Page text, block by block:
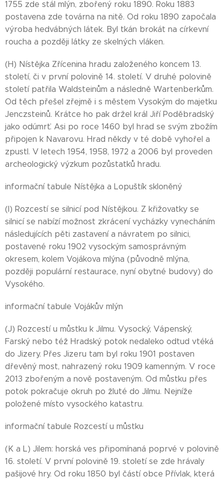
1755 zde stál mlýn, zbořený roku 1890. Roku 1883
postavena zde továrna na nitě. Od roku 1890 započala
výroba hedvábných látek. Byl tkán brokát na církevní
roucha a později látky ze skelných vláken.
(H) Nístějka Zřícenina hradu založeného koncem 13.
století, či v první polovině 14. století. V druhé polovině
století patřila Waldsteinům a následně Wartenberkům.
Od těch přešel zřejmě i s městem Vysokým do majetku
Jenczsteinů. Krátce ho pak držel král Jiří Poděbradský
jako odúmrť. Asi po roce 1460 byl hrad se svým zbožím
připojen k Navarovu. Hrad někdy v té době vyhořel a
zpustl. V letech 1954, 1958, 1972 a 2006 byl proveden
archeologický výzkum pozůstatků hradu.
informační tabule Nístějka a Lopuštík skloněný
(I) Rozcestí se silnicí pod Nístějkou. Z křižovatky se
silnicí se nabízí možnost zkrácení vycházky vynecháním
následujících pěti zastavení a návratem po silnici,
postavené roku 1902 vysockým samosprávným
okresem, kolem Vojákova mlýna (původně mlýna,
později populární restaurace, nyní obytné budovy) do
Vysokého.
informační tabule Vojákův mlýn
(J) Rozcestí u můstku k Jilmu. Vysocký, Vápenský,
Farský nebo též Hradský potok nedaleko odtud vtéká
do Jizery. Přes Jizeru tam byl roku 1901 postaven
dřevěný most, nahrazený roku 1909 kamenným. V roce
2013 zbořeným a nově postaveným. Od můstku přes
potok pokračuje okruh po žluté do Jilmu. Nejníže
položené místo vysockého katastru.
informační tabule Rozcestí u můstku
(K a L) Jilem: horská ves připomínaná poprvé v polovině
16. století. V první polovině 19. století se zde hrávaly
pašijové hry. Od roku 1850 byl částí obce Přívlak, která